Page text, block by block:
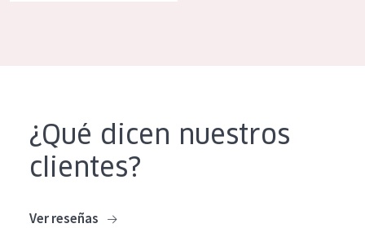
TIPO DE PIEL
Piel normal y seca
¿Qué dicen nuestros
clientes?
Ver reseñas